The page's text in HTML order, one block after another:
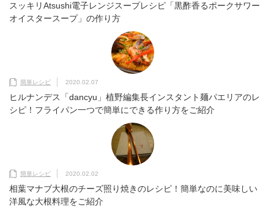
スッキリAtsushi電子レンジスープレシピ「黒酢香るポークサワー
オイスタースープ」の作り方
簡単レシピ 2020.02.07
ヒルナンデス「dancyu」植野編集長インスタント麺パエリアのレ
シピ！フライパン一つで簡単にできる作り方をご紹介
簡単レシピ 2020.02.02
相葉マナブ大根のチーズ照り焼きのレシピ！簡単なのに美味しい
洋風な大根料理をご紹介